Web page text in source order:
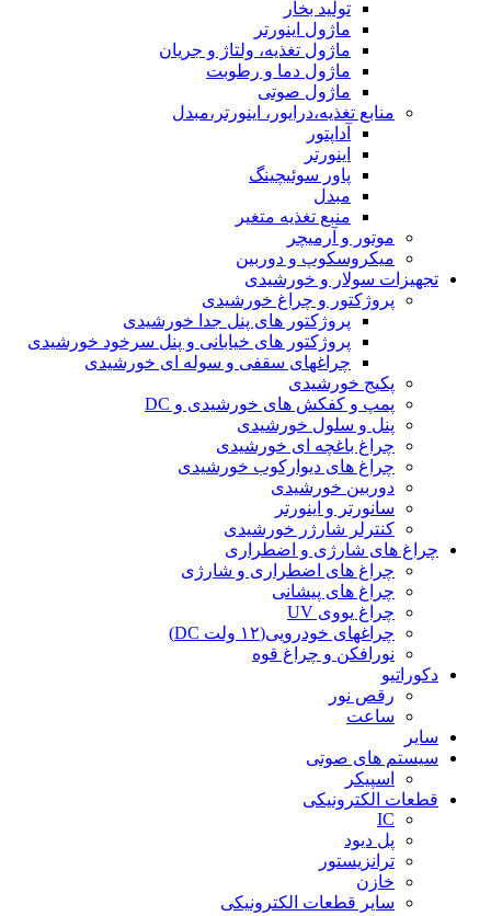
تولید بخار
ماژول اینورتر
ماژول تغذیه، ولتاژ و جریان
ماژول دما و رطوبت
ماژول صوتی
منابع تغذیه،درایور، اینورتر،مبدل
آداپتور
اینورتر
پاور سوئیچینگ
مبدل
منبع تغذیه متغیر
موتور و آرمیچر
میکروسکوپ و دوربین
تجهیزات سولار و خورشیدی
پروژکتور و چراغ خورشیدی
پروژکتور های پنل جدا خورشیدی
پروژکتور های خیابانی و پنل سرخود خورشیدی
چراغهای سقفی و سوله ای خورشیدی
پکیج خورشیدی
پمپ و کفکش های خورشیدی و DC
پنل و سلول خورشیدی
چراغ باغچه ای خورشیدی
چراغ های دیوارکوب خورشیدی
دوربین خورشیدی
سانورتر و اینورتر
کنترلر شارژر خورشیدی
چراغ های شارژی و اضطراری
چراغ های اضطراری و شارژی
چراغ های پیشانی
چراغ یووی UV
چراغهای خودرویی(۱۲ ولت DC)
نورافکن و چراغ قوه
دکوراتیو
رقص نور
ساعت
سایر
سیستم های صوتی
اسپیکر
قطعات الکترونیکی
IC
پل دیود
ترانزیستور
خازن
سایر قطعات الکترونیکی